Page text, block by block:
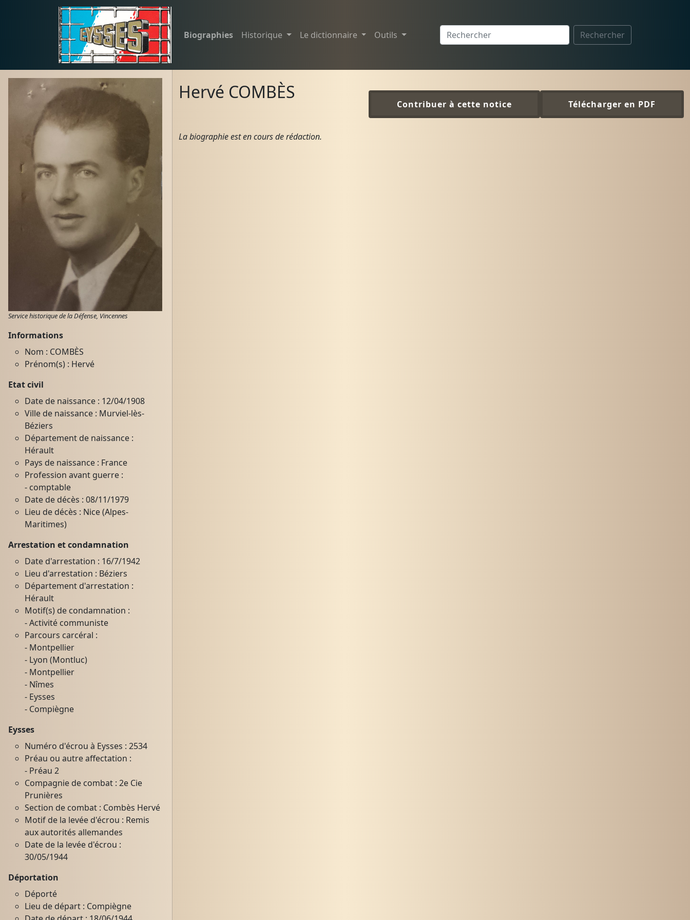
Biographies Historique Le dictionnaire Outils Rechercher
Service historique de la Défense, Vincennes
Informations
Nom : COMBÈS
Prénom(s) : Hervé
Etat civil
Date de naissance : 12/04/1908
Ville de naissance : Murviel-lès-
Béziers
Département de naissance :
Hérault
Pays de naissance : France
Profession avant guerre :
- comptable
Date de décès : 08/11/1979
Lieu de décès : Nice (Alpes-
Maritimes)
Arrestation et condamnation
Date d'arrestation : 16/7/1942
Lieu d'arrestation : Béziers
Département d'arrestation :
Hérault
Motif(s) de condamnation :
- Activité communiste
Parcours carcéral :
- Montpellier
- Lyon (Montluc)
- Montpellier
- Nîmes
- Eysses
- Compiègne
Eysses
Numéro d'écrou à Eysses : 2534
Préau ou autre affectation :
- Préau 2
Compagnie de combat : 2e Cie
Prunières
Section de combat : Combès Hervé
Motif de la levée d'écrou : Remis
aux autorités allemandes
Date de la levée d'écrou :
30/05/1944
Déportation
Déporté
Lieu de départ : Compiègne
Hervé COMBÈS
Contribuer à cette notice Télécharger en PDF
La biographie est en cours de rédaction.